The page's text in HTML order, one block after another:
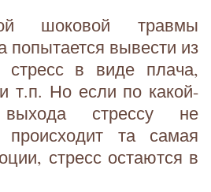
шоковой травмы
попытается вывести из
стресс в виде плача,
т.п. Но если по какой-
стрессу не
та самая
стресс остаются в